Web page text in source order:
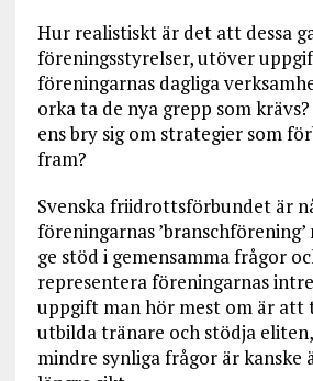
Hur realistiskt är det att dessa
föreningsstyrelser, utöver
föreningarnas dagliga
orka ta de nya grepp som
ens bry sig om strategier som
fram?
Svenska friidrottsförbundet är
föreningarnas
ge stöd i gemensamma frågor
representera föreningarnas
uppgift man hör mest om är att
utbilda tränare och stödja
mindre synliga frågor är kanske